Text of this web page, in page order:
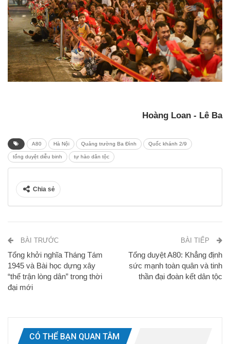
Hoàng Loan - Lê Ba
A80 Hà Nội Quảng trường Ba Đình Quốc khánh 2/9
tổng duyệt diễu binh tự hào dân tộc
Chia sẻ
BÀI TRƯỚC
Tổng khởi nghĩa Tháng Tám
1945 và Bài học dựng xây
“thế trận lòng dân” trong thời
đại mới
BÀI TIẾP
Tổng duyệt A80: Khẳng định
sức mạnh toàn quân và tinh
thần đại đoàn kết dân tộc
CÓ THỂ BẠN QUAN TÂM